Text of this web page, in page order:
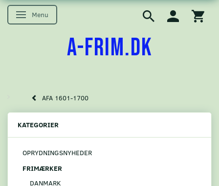
Skifte navigation
Menu
A-FRIM.DK
AFA 1601-1700
KATEGORIER
OPRYDNINGSNYHEDER
FRIMÆRKER
DANMARK